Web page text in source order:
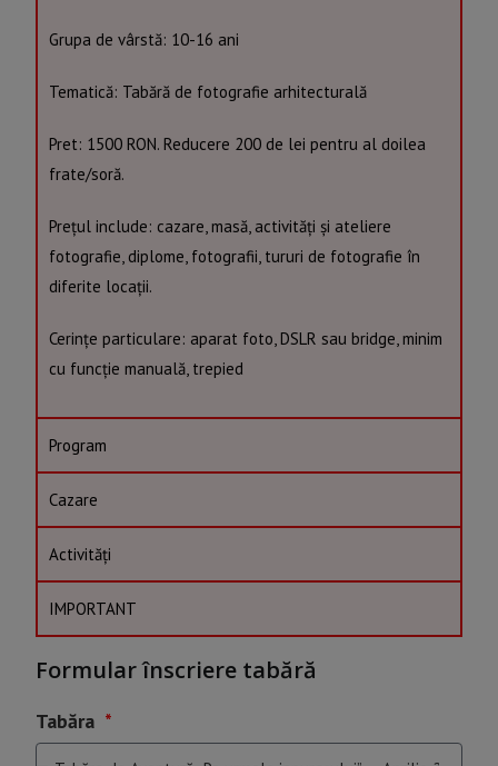
Grupa de vârstă: 10-16 ani
Tematică: Tabără de fotografie arhitecturală
Pret: 1500 RON. Reducere 200 de lei pentru al doilea
frate/soră.
Prețul include: cazare, masă, activități și ateliere
fotografie, diplome, fotografii, tururi de fotografie în
diferite locații.
Cerințe particulare: aparat foto, DSLR sau bridge, minim
cu funcție manuală, trepied
Program
Cazare
Activități
IMPORTANT
Formular înscriere tabără
Tabăra